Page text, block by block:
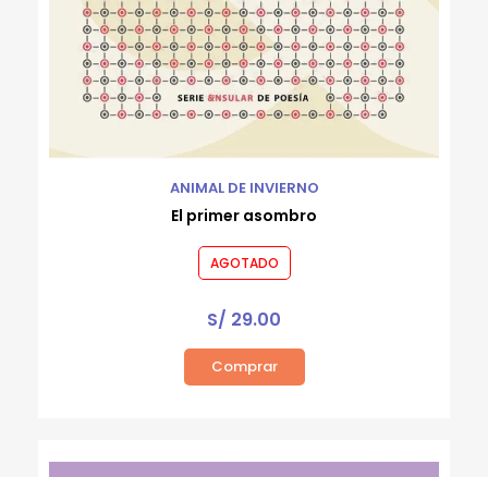
ANIMAL DE INVIERNO
El primer asombro
AGOTADO
S/ 29.00
Comprar